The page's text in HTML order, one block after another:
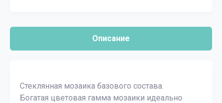
Описание
Стеклянная мозаика базового состава.
Богатая цветовая гамма мозаики идеально